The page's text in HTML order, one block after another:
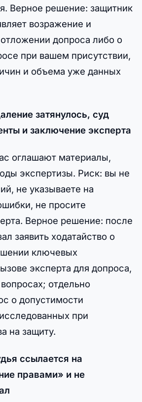
Верное решение: защитник
возражение и
допроса либо о
при вашем присутствии,
и объема уже данных
затянулось, суд
и заключение эксперта
оглашают материалы,
экспертизы. Риск: вы не
не указываете на
не просите
Верное решение: после
заявить ходатайство о
ключевых
эксперта для допроса,
отдельно
о допустимости
при
на защиту.
ссылается на
правами» и не